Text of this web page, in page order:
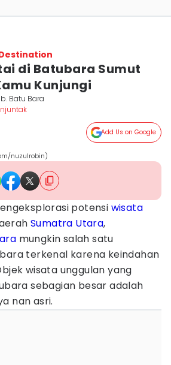
di Batubara Sumut
Kunjungi
Batu Bara
Add Us on Google
nuzulrobin)
potensi wisata
Sumatra Utara,
mungkin salah satu
terkenal karena keindahan
wisata unggulan yang
sebagian besar adalah
nan asri.